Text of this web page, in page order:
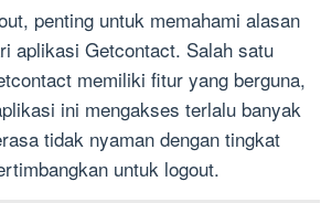
penting untuk memahami alasan
aplikasi Getcontact. Salah satu
memiliki fitur yang berguna,
ini mengakses terlalu banyak
tidak nyaman dengan tingkat
untuk logout.